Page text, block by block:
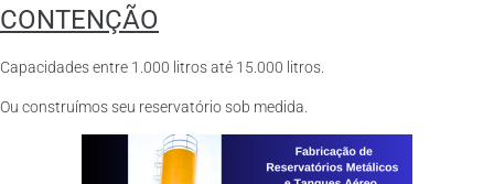
CONTENÇÃO
Capacidades entre 1.000 litros até 15.000 litros.
Ou construímos seu reservatório sob medida.